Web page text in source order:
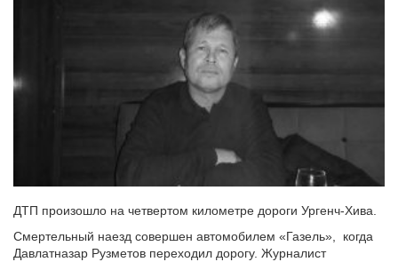
ДТП произошло на четвертом километре дороги Ургенч-Хива.
Смертельный наезд совершен автомобилем «Газель», когда
Давлатназар Рузметов переходил дорогу. Журналист